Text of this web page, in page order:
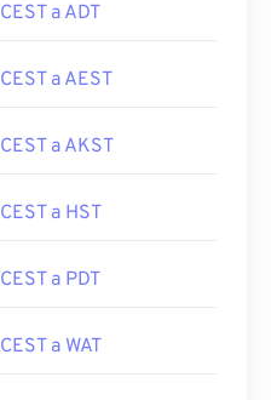
CEST a ADT
CEST a AEST
CEST a AKST
CEST a HST
CEST a PDT
CEST a WAT